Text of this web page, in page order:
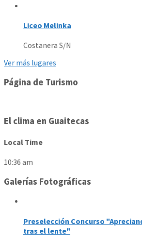
Liceo Melinka
Costanera S/N
Ver más lugares
Página de Turismo
El clima en Guaitecas
Local Time
10:36 am
Galerías Fotográficas
Preselección Concurso
tras el lente"